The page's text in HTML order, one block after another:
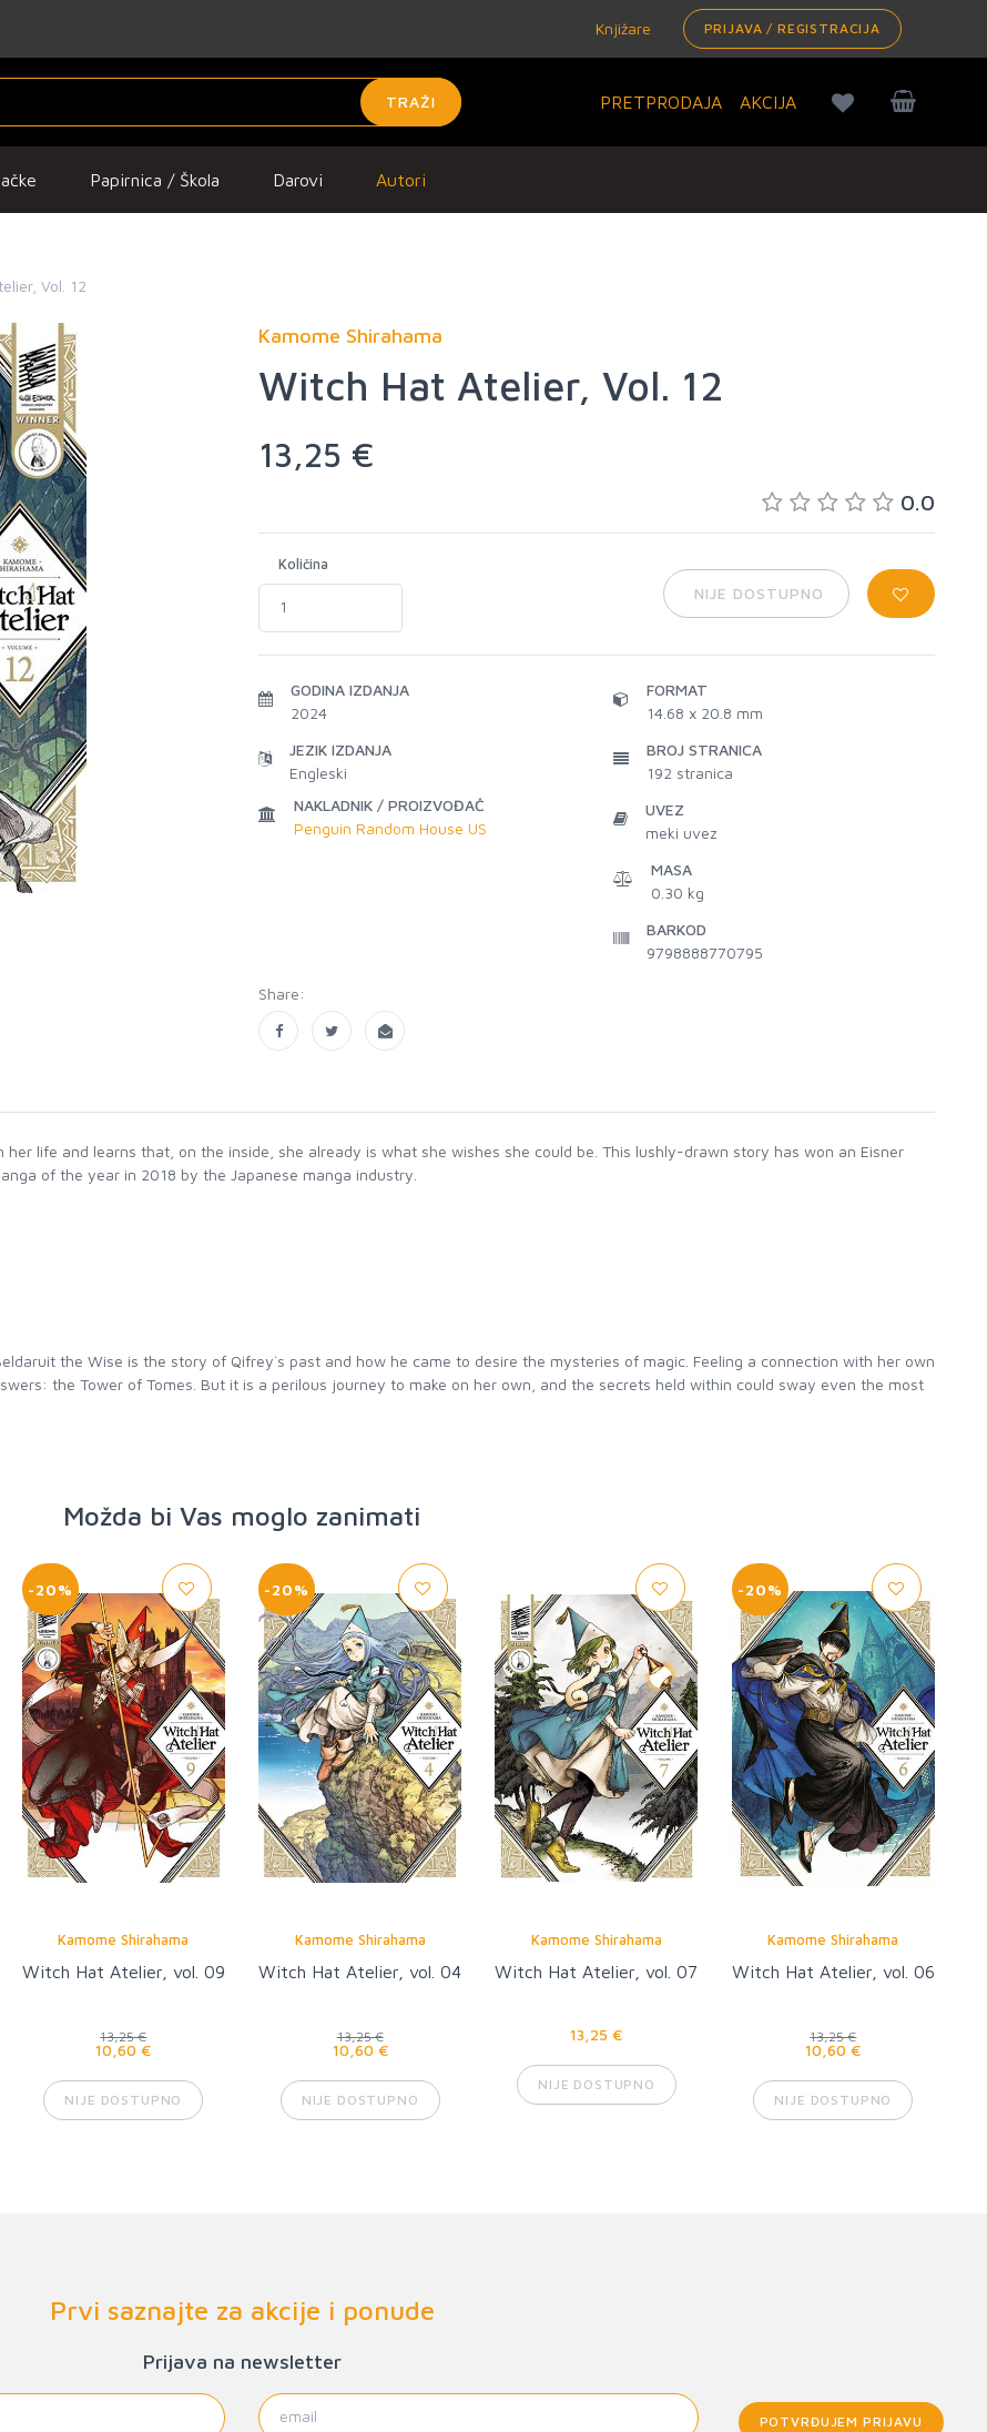
Knjižare PRIJAVA / REGISTRACIJA
TRAŽI PRETPRODAJA AKCIJA
Papirnica / Škola Darovi Autori
Vol. 12
Kamome Shirahama
Witch Hat Atelier, Vol. 12
13,25 €
0.0
Količina
NIJE DOSTUPNO
GODINA IZDANJA
2024
JEZIK IZDANJA
Engleski
NAKLADNIK / PROIZVOĐAČ
Penguin Random House US
FORMAT
14.68 x 20.8 mm
BROJ STRANICA
192 stranica
UVEZ
meki uvez
MASA
0.30 kg
BARKOD
9798888770795
Share:
life and learns that, on the inside, she already is what she wishes she could be. This lushly-drawn story has won an Eisner
of the year in 2018 by the Japanese manga industry.
the Wise is the story of Qifrey`s past and how he came to desire the mysteries of magic. Feeling a connection with her own
the Tower of Tomes. But it is a perilous journey to make on her own, and the secrets held within could sway even the most
Možda bi Vas moglo zanimati
-20%
Kamome Shirahama
Witch Hat Atelier, vol. 09
13,25 €
10,60 €
NIJE DOSTUPNO
-20%
Kamome Shirahama
Witch Hat Atelier, vol. 04
13,25 €
10,60 €
NIJE DOSTUPNO
Kamome Shirahama
Witch Hat Atelier, vol. 07
13,25 €
NIJE DOSTUPNO
-20%
Kamome Shirahama
Witch Hat Atelier, vol. 06
13,25 €
10,60 €
NIJE DOSTUPNO
Prvi saznajte za akcije i ponude
Prijava na newsletter
POTVRĐUJEM PRIJAVU